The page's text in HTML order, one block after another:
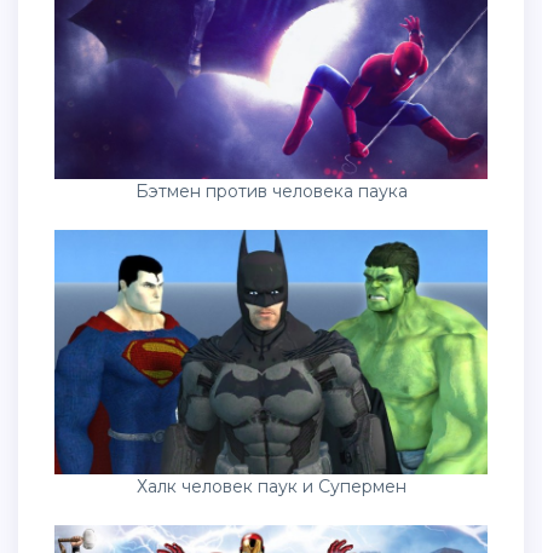
Бэтмен против человека паука
Халк человек паук и Супермен